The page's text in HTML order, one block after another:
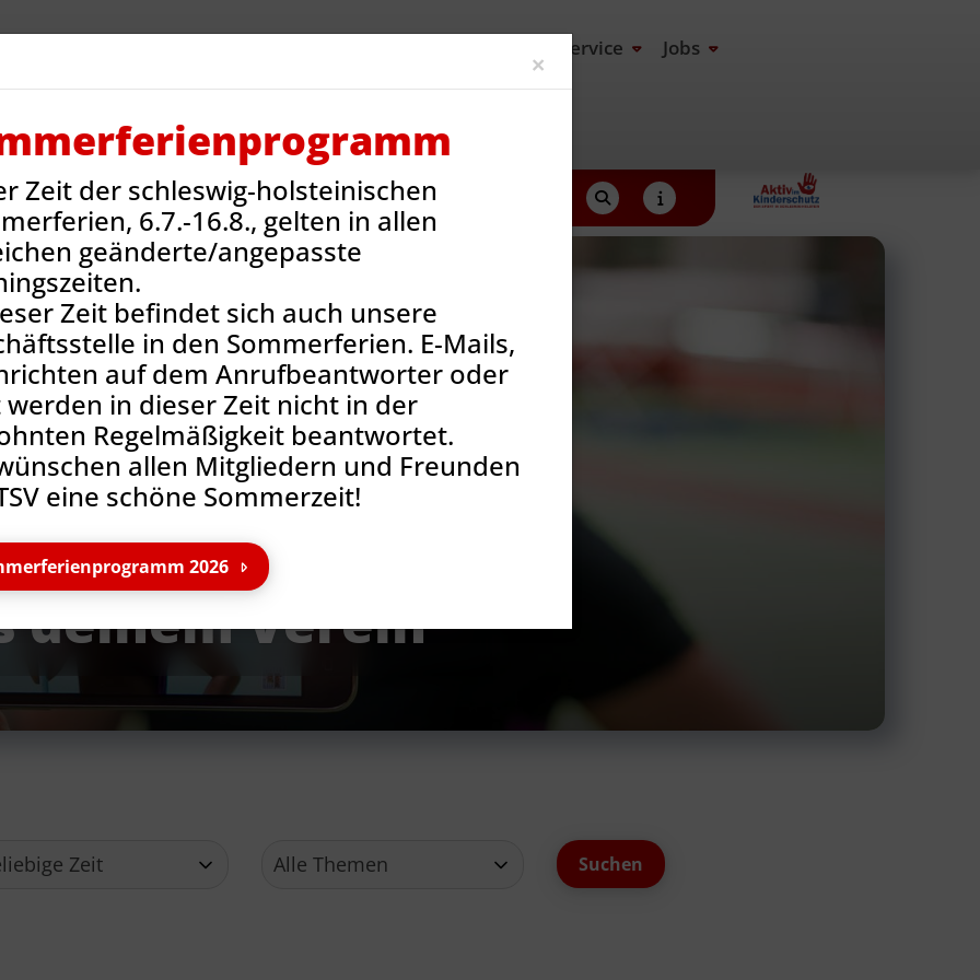
Service Jobs
Onlineshop
News 40 Jahre Basketball in der TSV Reinbek
deinem Verein
×
Zeit der schleswig-holsteinischen
6.7.-16.8., gelten in allen
geänderte/angepasste
Zeit befindet sich auch unsere
in den Sommerferien. E-Mails,
auf dem Anrufbeantworter oder
werden in dieser Zeit nicht in der
Regelmäßigkeit beantwortet.
allen Mitgliedern und Freunden
eine schöne Sommerzeit!
2026